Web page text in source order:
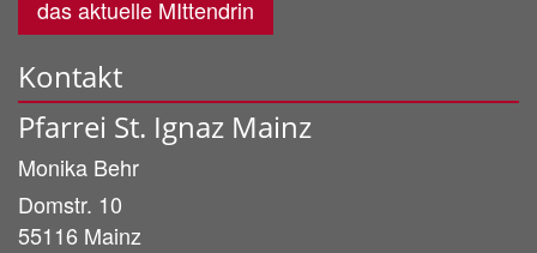
das aktuelle MIttendrin
Kontakt
Pfarrei St. Ignaz Mainz
Monika Behr
Domstr. 10
55116 Mainz